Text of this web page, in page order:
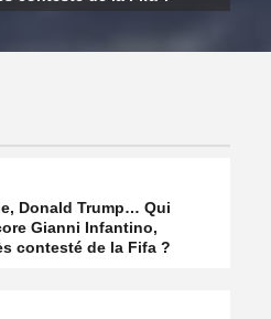
Donald Trump… Qui
Gianni Infantino,
contesté de la Fifa ?